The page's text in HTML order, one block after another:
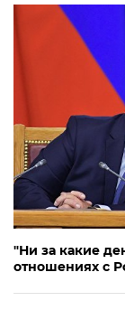
"Ни за какие
отношениях с